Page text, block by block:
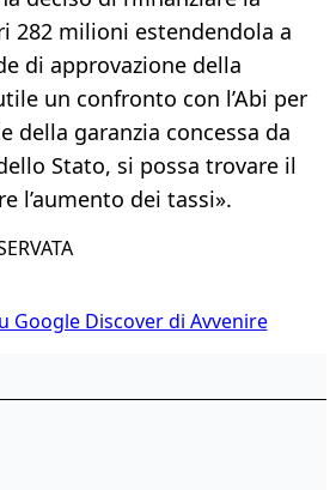
282 milioni estendendola a
di approvazione della
un confronto con l’Abi per
della garanzia concessa da
Stato, si possa trovare il
l’aumento dei tassi».
Google Discover di Avvenire